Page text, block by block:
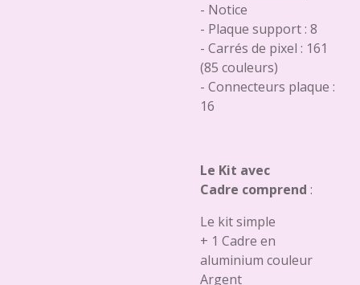
- Notice
- Plaque support : 8
- Carrés de pixel : 161
(85 couleurs)
- Connecteurs plaque :
16
Le Kit avec
Cadre comprend :
Le kit simple
+ 1 Cadre en
aluminium couleur
Argent